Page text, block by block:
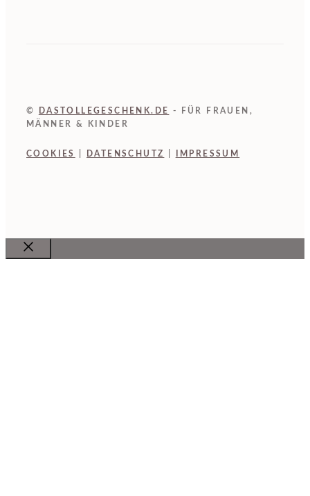
© DASTOLLEGESCHENK.DE
- FÜR FRAUEN,
MÄNNER & KINDER
COOKIES DATENSCHUTZ IMPRESSUM